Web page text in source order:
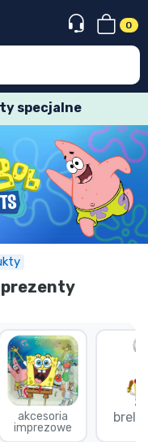
0
specjalne
prezenty
akcesoria
imprezowe
Rejestracja